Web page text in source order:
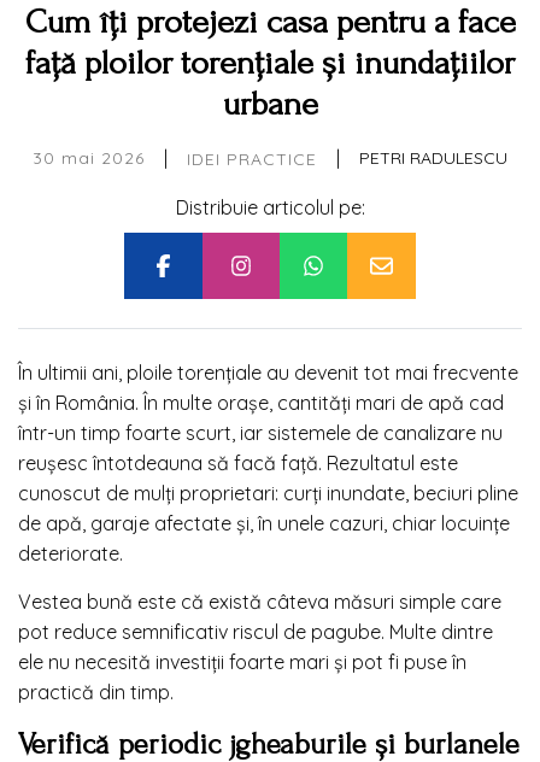
Cum îți protejezi casa pentru a face
față ploilor torențiale și inundațiilor
urbane
30 mai 2026 | IDEI PRACTICE | PETRI RADULESCU
Distribuie articolul pe:
În ultimii ani, ploile torențiale au devenit tot mai frecvente
și în România. În multe orașe, cantități mari de apă cad
într-un timp foarte scurt, iar sistemele de canalizare nu
reușesc întotdeauna să facă față. Rezultatul este
cunoscut de mulți proprietari: curți inundate, beciuri pline
de apă, garaje afectate și, în unele cazuri, chiar locuințe
deteriorate.
Vestea bună este că există câteva măsuri simple care
pot reduce semnificativ riscul de pagube. Multe dintre
ele nu necesită investiții foarte mari și pot fi puse în
practică din timp.
Verifică periodic jgheaburile și burlanele